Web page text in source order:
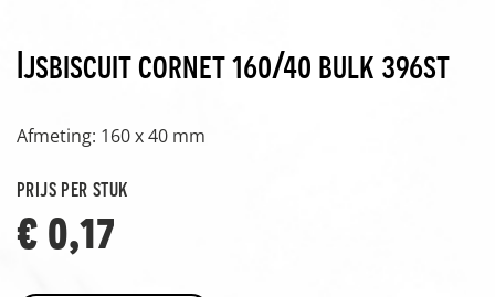
Ijsbiscuit cornet 160/40 bulk 396st
Afmeting: 160 x 40 mm
prijs per stuk
€ 0,17